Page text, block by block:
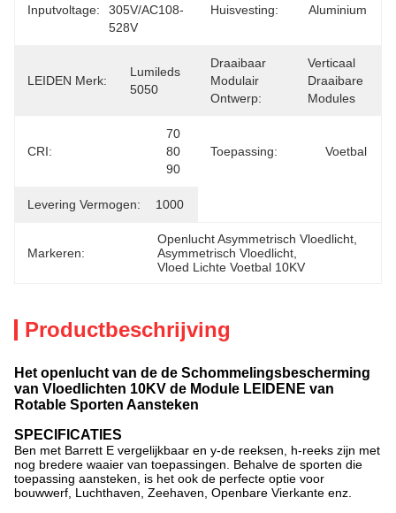
Inputvoltage:
305V/AC108-
528V
Huisvesting: Aluminium
LEIDEN Merk:
Lumileds
5050
Draaibaar
Modulair
Ontwerp:
Verticaal
Draaibare
Modules
CRI:
70
80
90
Toepassing: Voetbal
Levering Vermogen: 1000
Markeren:
Openlucht Asymmetrisch Vloedlicht
Asymmetrisch Vloedlicht
Vloed Lichte Voetbal 10KV
Productbeschrijving
Het openlucht van de de Schommelingsbescherming
van Vloedlichten 10KV de Module LEIDENE van
Rotable Sporten Aansteken
SPECIFICATIES
Ben met Barrett E vergelijkbaar en y-de reeksen, h-reeks zijn met
nog bredere waaier van toepassingen. Behalve de sporten die
toepassing aansteken, is het ook de perfecte optie voor
bouwwerf, Luchthaven, Zeehaven, Openbare Vierkante enz.